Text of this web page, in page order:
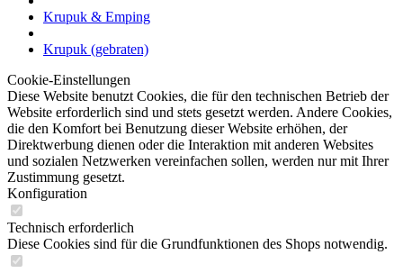
Krupuk & Emping
Krupuk (gebraten)
Cookie-Einstellungen
Diese Website benutzt Cookies, die für den technischen Betrieb der
Website erforderlich sind und stets gesetzt werden. Andere Cookies,
die den Komfort bei Benutzung dieser Website erhöhen, der
Direktwerbung dienen oder die Interaktion mit anderen Websites
und sozialen Netzwerken vereinfachen sollen, werden nur mit Ihrer
Zustimmung gesetzt.
Konfiguration
Technisch erforderlich
Diese Cookies sind für die Grundfunktionen des Shops notwendig.